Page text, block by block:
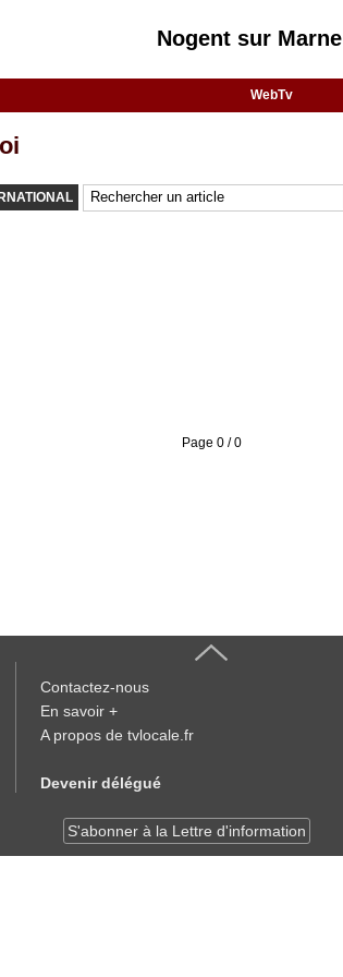
Nogent sur Marne
WebTv
Page 0 / 0
Contactez-nous
En savoir +
A propos de tvlocale.fr
Devenir délégué
S'abonner à la Lettre d'information